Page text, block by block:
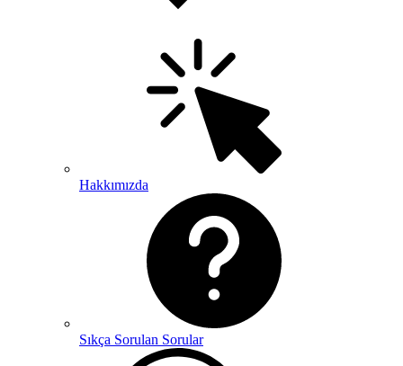
Hakkımızda
Sıkça Sorulan Sorular